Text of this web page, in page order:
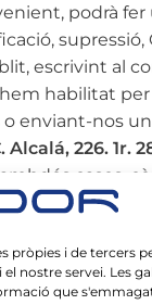
pròpies i de tercers
nostre servei. Les
que
podrà fer
supressió,
escrivint al
habilitat per
o enviant-nos
Alcalá, 226. 1r.
casos,
les dades) i
accés,
i oblit